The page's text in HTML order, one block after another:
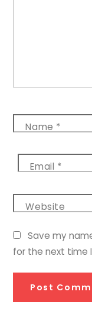
Name *
Email *
Website
Save my
for the next time